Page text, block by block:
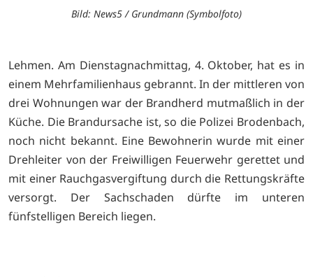
Bild: News5 / Grundmann (Symbolfoto)
Lehmen. Am Dienstagnachmittag, 4. Oktober, hat es in
einem Mehrfamilienhaus gebrannt. In der mittleren von
drei Wohnungen war der Brandherd mutmaßlich in der
Küche. Die Brandursache ist, so die Polizei Brodenbach,
noch nicht bekannt. Eine Bewohnerin wurde mit einer
Drehleiter von der Freiwilligen Feuerwehr gerettet und
mit einer Rauchgasvergiftung durch die Rettungskräfte
versorgt. Der Sachschaden dürfte im unteren
fünfstelligen Bereich liegen.